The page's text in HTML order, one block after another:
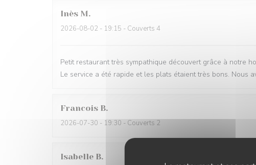
Inès M
2026-08-02 - 19:15 - Couverts 4
Petit restaurant très sympathique découvert grâce à notre
Le service a été rapide et les plats étaient très bons. Nous
Francois B
2026-07-30 - 19:30 - Couverts 2
Isabelle B